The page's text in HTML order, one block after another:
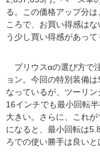
る。この価格アップ分
ころで、お買い得感は
う少し買い得感があって
プリウスαの選び方で
ョン。今回の特別装備
なっているが、ツーリン
16インチでも最小回転
大きい。さらに、これ
になると、最小回転は
ろでの使い勝手は良いと